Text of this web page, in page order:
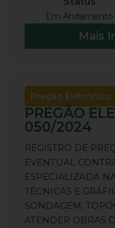
Em Andamento
Mais
Pregão Eletrônico
PREGÃO
050/2024
REGISTRO DE
EVENTUAL
ESPECIALIZADA
TÉCNICAS E
SONDAGEM,
ATENDER OBRAS